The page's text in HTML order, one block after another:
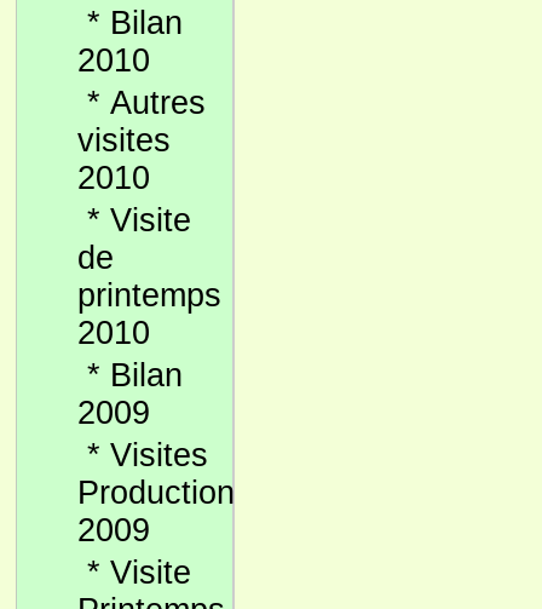
* Bilan
2010
* Autres
visites
2010
* Visite
de
printemps
2010
* Bilan
2009
* Visites
Production
2009
* Visite